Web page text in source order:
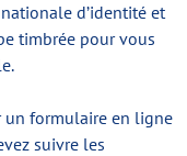
d’identité et
timbrée pour vous
un formulaire en ligne
suivre les